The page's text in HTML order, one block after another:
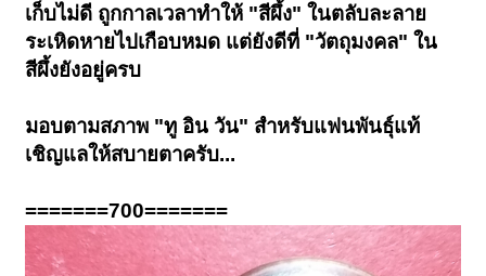
เก็บไม่ดี ถูกกาลเวลาทำให้ "สีผึ้ง" ในตลับละลาย
ระเหิดหายไปเกือบหมด แต่ยังดีที่ "วัตถุมงคล" ใน
สีผึ้งยังอยู่ครบ
มอบตามสภาพ "ทู อิน วัน" สำหรับแฟนพันธุ์แท้
เชิญแลให้สบายตาครับ...
=======700=======